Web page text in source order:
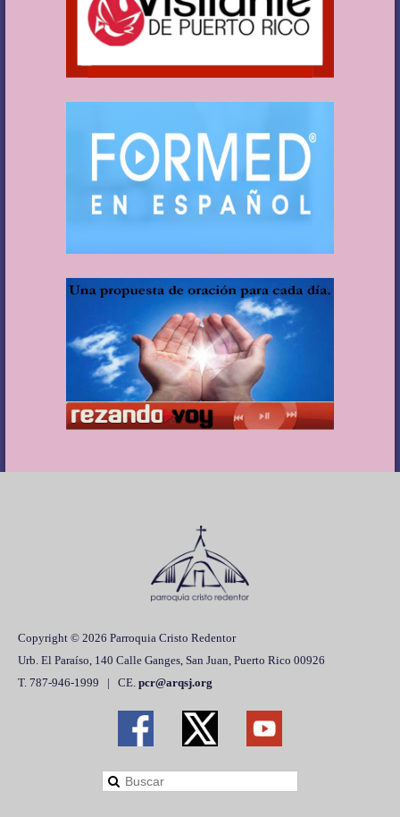
Copyright © 2026 Parroquia Cristo Redentor
Urb. El Paraíso, 140 Calle Ganges, San Juan, Puerto Rico 00926
T. 787-946-1999 | CE. pcr@arqsj.org